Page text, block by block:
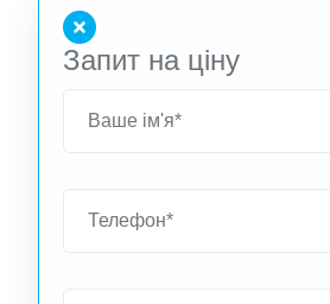
Запит на ціну